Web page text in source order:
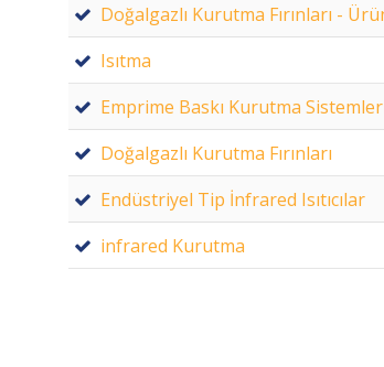
Doğalgazlı Kurutma Fırınları -
Isıtma
Emprime Baskı Kurutma
Doğalgazlı Kurutma Fırınları
Endüstriyel Tip İnfrared Isıtıcılar
infrared Kurutma